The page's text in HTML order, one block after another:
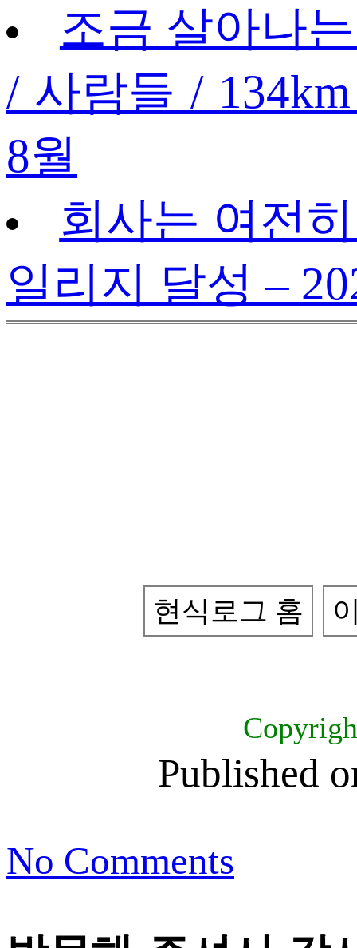
조금 살아나
/ 사람들 /
8월
회사는 여전
일리지 달성 –
현식로그 홈
Published
No Comments